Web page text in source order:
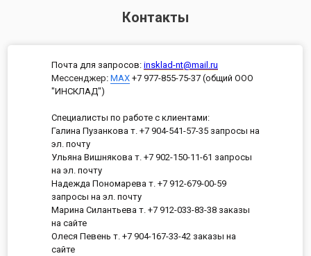
Контакты
Почта для запросов: insklad-nt@mail.ru
Мессенджер: MAX +7 977-855-75-37 (общий ООО
"ИНСКЛАД")
Специалисты по работе с клиентами:
Галина Пузанкова т. +7 904-541-57-35 запросы на
эл. почту
Ульяна Вишнякова т. +7 902-150-11-61 запросы
на эл. почту
Надежда Пономарева т. +7 912-679-00-59
запросы на эл. почту
Марина Силантьева т. +7 912-033-83-38 заказы
на сайте
Олеся Певень т. +7 904-167-33-42 заказы на
сайте